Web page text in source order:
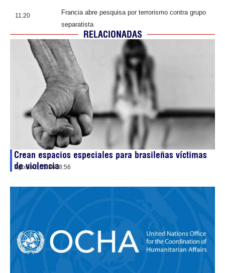
11:20
Francia abre pesquisa por terrorismo contra grupo
separatista
RELACIONADAS
Crean espacios especiales para brasileñas víctimas
de violencia
agosto 5, 202608:56